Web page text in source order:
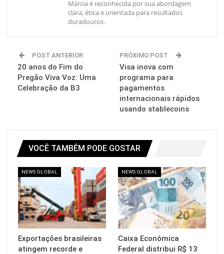
Márcia é reconhecida por sua abordagem
clara, ética e orientada para resultados
duradouros.
POST ANTERIOR
20 anos do Fim do
Pregão Viva Voz: Uma
Celebração da B3
PRÓXIMO POST
Visa inova com
programa para
pagamentos
internacionais rápidos
usando stablecoins
VOCÊ TAMBÉM PODE GOSTAR
NEWS GLOBAL
Exportações brasileiras
atingem recorde e
NEWS GLOBAL
Caixa Econômica
Federal distribui R$ 13